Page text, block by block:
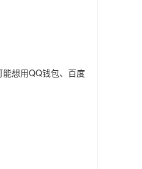
想用QQ钱包、百度